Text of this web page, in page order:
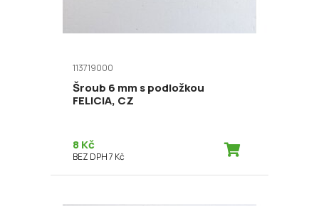
113719000
Šroub 6 mm s podložkou
FELICIA, CZ
8 Kč
BEZ DPH 7 Kč